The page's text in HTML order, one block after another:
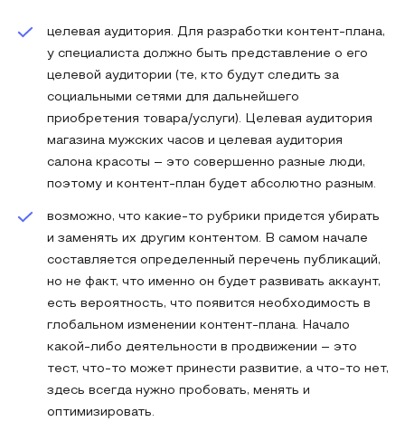
целевая аудитория. Для разработки контент-плана,
у специалиста должно быть представление о его
целевой аудитории (те, кто будут следить за
социальными сетями для дальнейшего
приобретения товара/услуги). Целевая аудитория
магазина мужских часов и целевая аудитория
салона красоты – это совершенно разные люди,
поэтому и контент-план будет абсолютно разным.
возможно, что какие-то рубрики придется убирать
и заменять их другим контентом. В самом начале
составляется определенный перечень публикаций,
но не факт, что именно он будет развивать аккаунт,
есть вероятность, что появится необходимость в
глобальном изменении контент-плана. Начало
какой-либо деятельности в продвижении – это
тест, что-то может принести развитие, а что-то нет,
здесь всегда нужно пробовать, менять и
оптимизировать.